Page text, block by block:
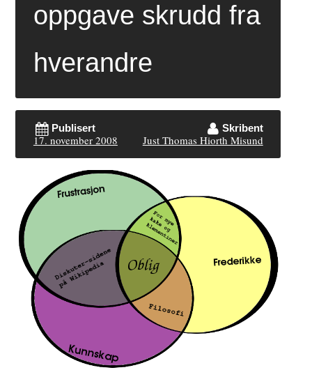
oppgave skrudd fra
hverandre
Publisert
17. november 2008
Skribent
Just Thomas Hiorth Misund